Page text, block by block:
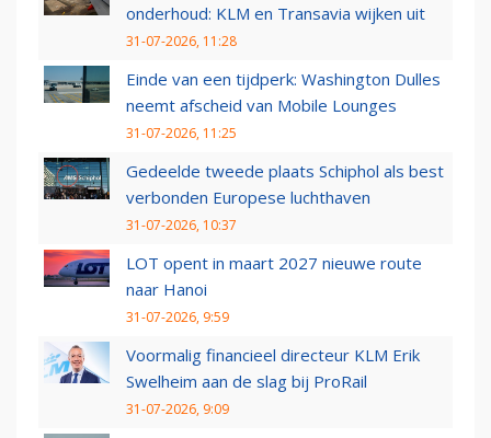
onderhoud: KLM en Transavia wijken uit
31-07-2026, 11:28
Einde van een tijdperk: Washington Dulles
neemt afscheid van Mobile Lounges
31-07-2026, 11:25
Gedeelde tweede plaats Schiphol als best
verbonden Europese luchthaven
31-07-2026, 10:37
LOT opent in maart 2027 nieuwe route
naar Hanoi
31-07-2026, 9:59
Voormalig financieel directeur KLM Erik
Swelheim aan de slag bij ProRail
31-07-2026, 9:09